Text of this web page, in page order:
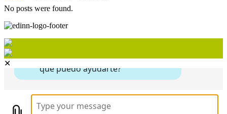
No posts were found.
✕